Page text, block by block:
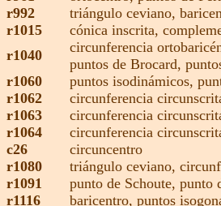
r992
triángulo ceviano,
r1015
cónica inscrita,
r1040
circunferencia
puntos de Brocard,
r1060
puntos isodinámicos,
r1062
circunferencia
r1063
circunferencia
r1064
circunferencia
c26
circuncentro
r1080
triángulo ceviano,
r1091
punto de Schoute, punto
r1116
baricentro, puntos